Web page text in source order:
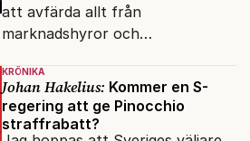
att avfärda allt från
marknadshyror och
om antisemitism.
KRÖNIKA
Johan Hakelius: Kommer en S-
regering att ge Pinocchio
straffrabatt?